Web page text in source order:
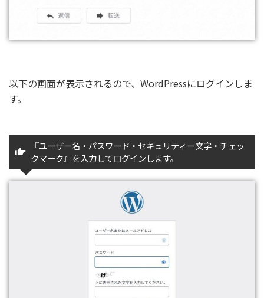
以下の画面が表示されるので、WordPressにログインしま
す。
『ユーザー名・パスワード・セキュリティー文字・チェッ
クマーク』を入力してログインします。